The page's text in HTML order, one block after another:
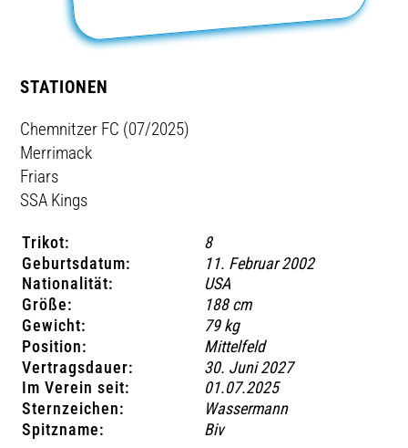
STATIONEN
Chemnitzer FC (07/2025)
Merrimack
Friars
SSA Kings
Trikot:
8
Geburtsdatum:
11. Februar 2002
Nationalität:
USA
Größe:
188 cm
Gewicht:
79 kg
Position:
Mittelfeld
Vertragsdauer:
30. Juni 2027
Im Verein seit:
01.07.2025
Sternzeichen:
Wassermann
Spitzname:
Biv